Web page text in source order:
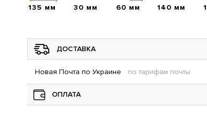
135 мм 30 мм 60 мм 140 мм
ДОСТАВКА
Новая Почта по Украине по тарифам почты
ОПЛАТА